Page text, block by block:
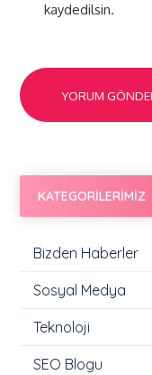
kaydedilsin.
KATEGORİLERİMİZ
Bizden Haberler
Sosyal Medya
Teknoloji
SEO Blogu